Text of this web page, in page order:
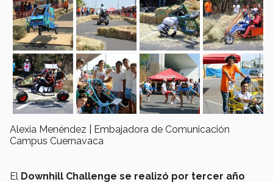
Alexia Menéndez | Embajadora de Comunicación
Campus Cuernavaca
El Downhill Challenge se realizó por tercer año